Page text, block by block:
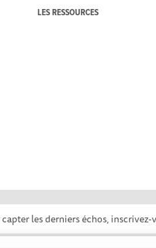
LES RESSOURCES